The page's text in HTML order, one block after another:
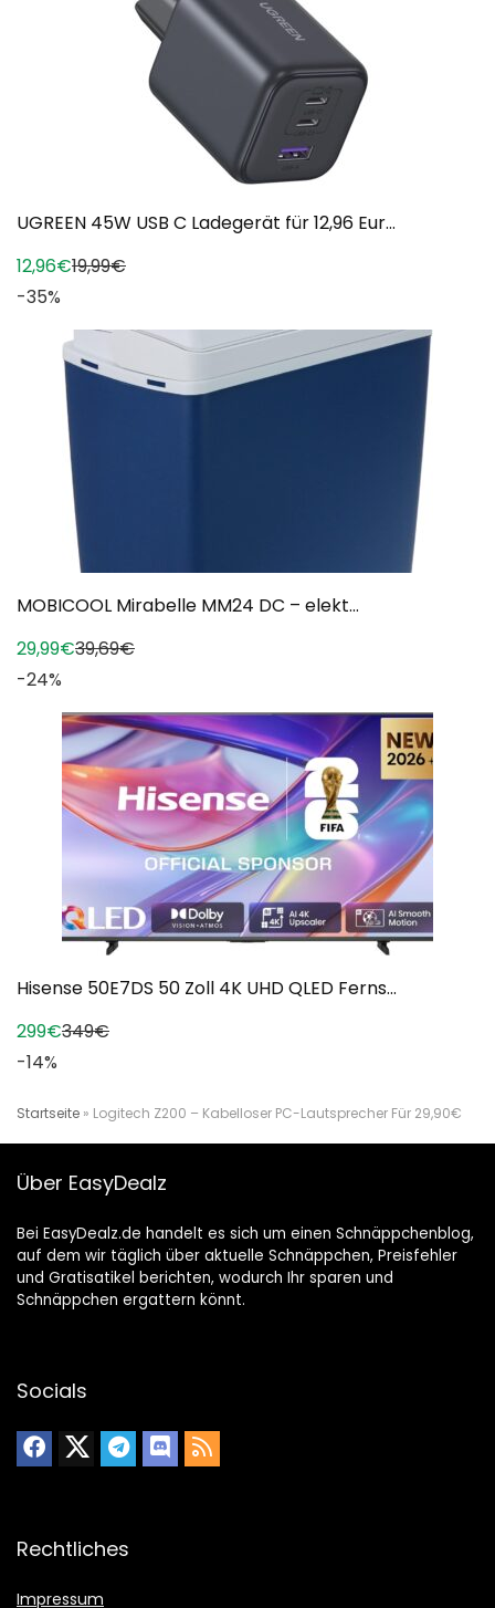
UGREEN 45W USB C Ladegerät für 12,96 Eur...
12,96€19,99€
-35%
MOBICOOL Mirabelle MM24 DC – elekt...
29,99€39,69€
-24%
Hisense 50E7DS 50 Zoll 4K UHD QLED Ferns...
299€349€
-14%
Startseite » Logitech Z200 – Kabelloser PC-Lautsprecher Für 29,90€
Über EasyDealz
Bei EasyDealz.de handelt es sich um einen Schnäppchenblog,
auf dem wir täglich über aktuelle Schnäppchen, Preisfehler
und Gratisatikel berichten, wodurch Ihr sparen und
Schnäppchen ergattern könnt.
Socials
Rechtliches
Impressum